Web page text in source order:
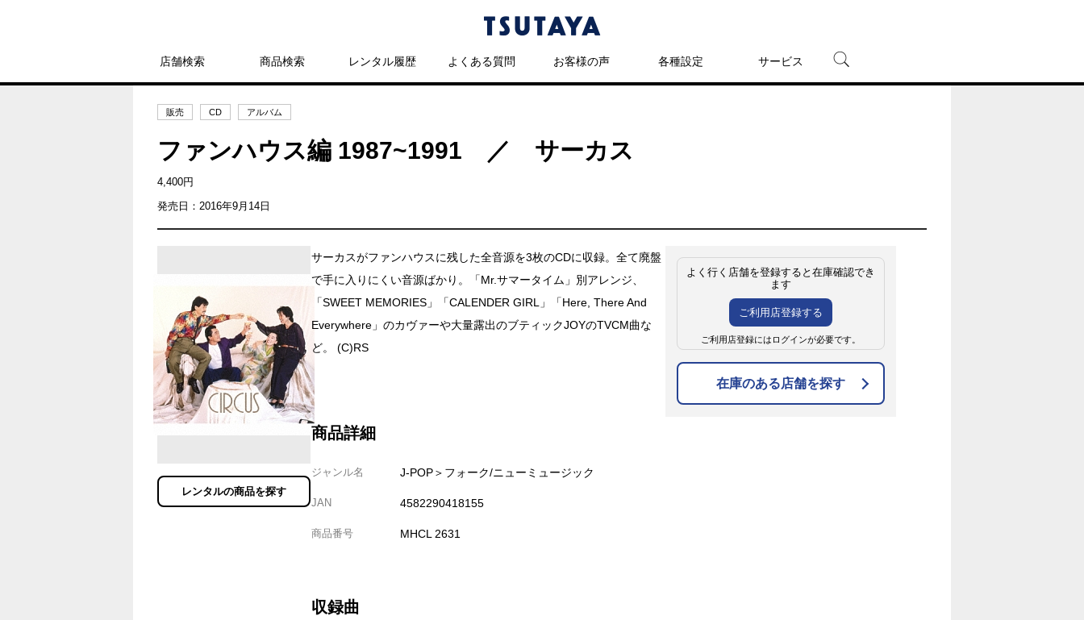
店舗検索 商品検索 レンタル履歴 よくある質問 お客様の声 各種設定 サービス
販売 CD アルバム
ファンハウス編 1987~1991 ／ サーカス
4,400円
発売日：2016年9月14日
レンタルの商品を探す
サーカスがファンハウスに残した全音源を3枚のCDに収録。全て廃盤
で手に入りにくい音源ばかり。「Mr.サマータイム」別アレンジ、
「SWEET MEMORIES」「CALENDER GIRL」「Here, There And
Everywhere」のカヴァーや大量露出のブティックJOYのTVCM曲な
ど。 (C)RS
商品詳細
ジャンル名 J-POP＞フォーク/ニューミュージック
JAN 4582290418155
商品番号 MHCL 2631
収録曲
よく行く店舗を登録すると在庫確認でき
ます
ご利用店登録する
ご利用店登録にはログインが必要です。
在庫のある店舗を探す